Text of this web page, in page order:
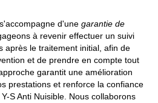
d'une garantie de
à revenir effectuer un suivi
après le traitement initial, afin de
et de prendre en compte tout
garantit une amélioration
prestations et renforce la confiance
S Anti Nuisible. Nous collaborons